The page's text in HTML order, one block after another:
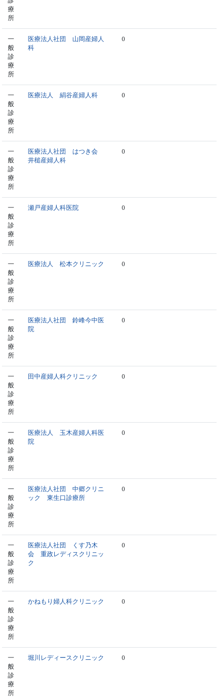
療
所
一
般
診
療
所
医療法人社団 山岡産婦人
科
0
一
般
診
療
所
医療法人 絹谷産婦人科 0
一
般
診
療
所
医療法人社団 はつき会
井槌産婦人科
0
一
般
診
療
所
瀬戸産婦人科医院 0
一
般
診
療
所
医療法人 松本クリニック 0
一
般
診
療
所
医療法人社団 鈴峰今中医
院
0
一
般
診
療
所
田中産婦人科クリニック 0
一
般
診
療
所
医療法人 玉木産婦人科医
院
0
一
般
診
療
所
医療法人社団 中郷クリニ
ック 東生口診療所
0
一
般
診
療
所
医療法人社団 くす乃木
会 重政レディスクリニッ
ク
0
一
般
診
療
所
かねもり婦人科クリニック 0
一
般
診
療
所
堀川レディースクリニック 0